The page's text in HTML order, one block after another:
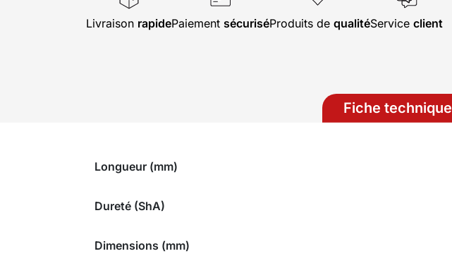
Livraison rapidePaiement sécuriséProduits de qualitéService client
Fiche technique
Longueur (mm)
Dureté (ShA)
Dimensions (mm)